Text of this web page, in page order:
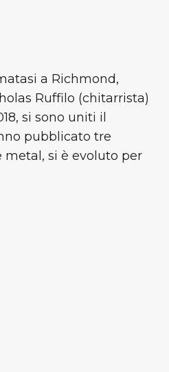
a Richmond,
Ruffilo (chitarrista)
si sono uniti il
pubblicato tre
si è evoluto per